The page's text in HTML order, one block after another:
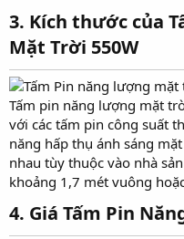
3. Kích thước của
Mặt Trời 550W
Tấm pin năng lượng mặt
với các tấm pin công suất
năng hấp thụ ánh sáng
nhau tùy thuộc vào nhà
khoảng 1,7 mét vuông
4. Giá Tấm Pin